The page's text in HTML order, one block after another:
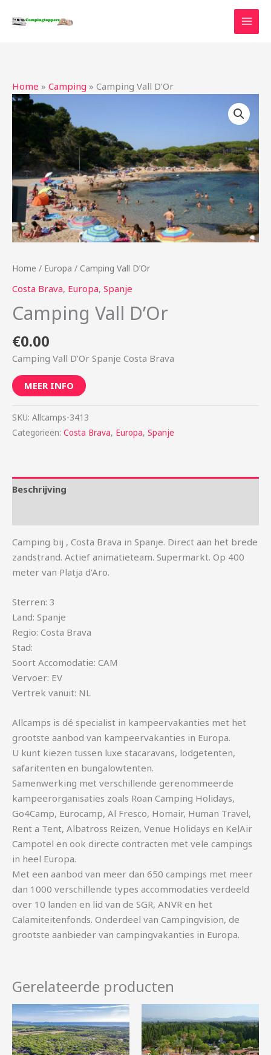
naar
Home » Camping » Camping Vall D’Or
Home / Europa / Camping Vall D’Or
Costa Brava, Europa, Spanje
Camping Vall D’Or
€0.00
Camping Vall D’Or Spanje Costa Brava
MEER INFO
SKU: Allcamps-3413
Categorieën: Costa Brava, Europa, Spanje
Beschrijving
Camping bij , Costa Brava in Spanje. Direct aan het brede
zandstrand. Actief animatieteam. Supermarkt. Op 400
meter van Platja d’Aro.
Sterren: 3
Land: Spanje
Regio: Costa Brava
Stad:
Soort Accomodatie: CAM
Vervoer: EV
Vertrek vanuit: NL
Allcamps is dé specialist in kampeervakanties met het
grootste aanbod van kampeervakanties in Europa.
U kunt kiezen tussen luxe stacaravans, lodgetenten,
safaritenten en bungalowtenten.
Samenwerking met verschillende gerenommeerde
kampeerorganisaties zoals Roan Camping Holidays,
Go4Camp, Eurocamp, Al Fresco, Homair, Human Travel,
Rent a Tent, Albatross Reizen, Venue Holidays en KelAir
Campotel en ook directe contracten met vele campings
in heel Europa.
Met een aanbod van meer dan 650 campings met meer
dan 1000 verschillende types accommodaties verdeeld
over 10 landen en lid van de SGR, ANVR en het
Calamiteitenfonds. Onderdeel van Campingvision, de
grootste aanbieder van campingvakanties in Europa.
Gerelateerde producten